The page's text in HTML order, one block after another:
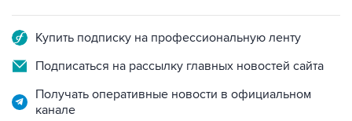
Подписаться на рассылку главных новостей сайта
Получать оперативные новости в официальном